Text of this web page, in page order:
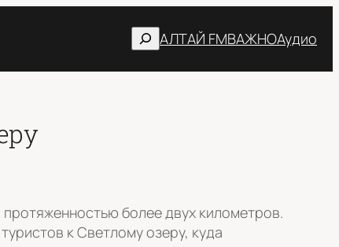
ПоискАЛТАЙ FMВАЖНОАудио
более двух километров.
к Светлому озеру, куда